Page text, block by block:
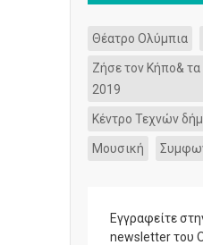
Θέατρο Ολύμπια
Ζήσε τον Κήπο&
2019
Κέντρο Τεχνών
Μουσική
Εγγραφείτε
newsletter του